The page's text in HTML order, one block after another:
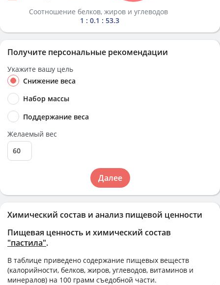
Химический состав и анализ пищевой ценности
Пищевая ценность и химический состав
"пастила".
В таблице приведено содержание пищевых веществ
(калорийности, белков, жиров, углеводов, витаминов и
минералов) на 100 грамм съедобной части.
Соотношение белков, жиров и углеводов
1 : 0.1 : 53.3
Получите персональные рекомендации
Укажите вашу цель
Снижение веса
Набор массы
Поддержание веса
Желаемый вес
Далее